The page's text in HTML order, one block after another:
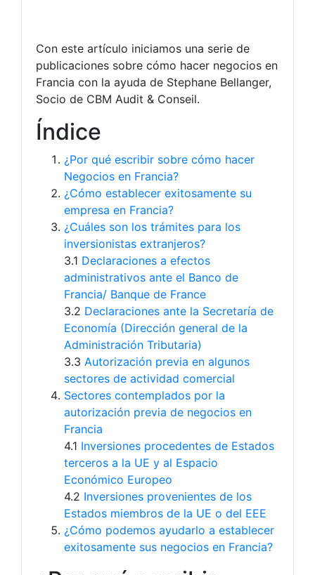
Con este artículo iniciamos una serie de
publicaciones sobre cómo hacer negocios en
Francia con la ayuda de Stephane Bellanger,
Socio de CBM Audit & Conseil.
Índice
¿Por qué escribir sobre cómo hacer
Negocios en Francia?
¿Cómo establecer exitosamente su
empresa en Francia?
¿Cuáles son los trámites para los
inversionistas extranjeros?
3.1 Declaraciones a efectos
administrativos ante el Banco de
Francia/ Banque de France
3.2 Declaraciones ante la Secretaría de
Economía (Dirección general de la
Administración Tributaria)
3.3 Autorización previa en algunos
sectores de actividad comercial
Sectores contemplados por la
autorización previa de negocios en
Francia
4.1 Inversiones procedentes de Estados
terceros a la UE y al Espacio
Económico Europeo
4.2 Inversiones provenientes de los
Estados miembros de la UE o del EEE
¿Cómo podemos ayudarlo a establecer
exitosamente sus negocios en Francia?